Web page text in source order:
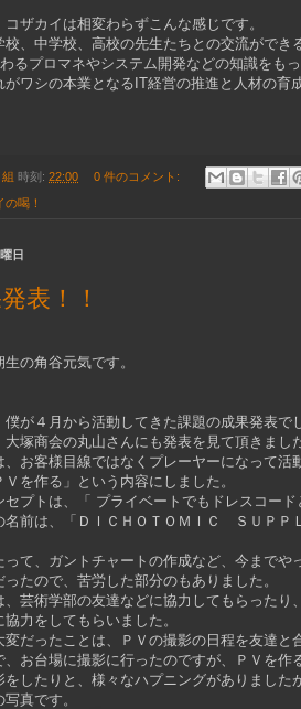
コザカイは相変わらずこんな感じです。
校、中学校、高校の先生たちとの交流がで
るプロマネやシステム開発などの知識をも
がワシの本業となるIT経営の推進と人材の育
時刻: 22:00 0 件のコメント:
の喝！
日
表！！
の角谷元気です。
が４月から活動してきた課題の成果発表で
塚商会の丸山さんにも発表を見て頂きまし
、お客様目線ではなくプレーヤーになって
Ｖを作る」という内容にしました。
セプトは、「 プライベートでもドレスコー
名前は、「ＤＩＣＨＯＴＯＭＩＣ ＳＵＰＰ
って、ガントチャートの作成など、今までや
たので、苦労した部分のもありました。
、芸術学部の友達などに協力してもらった
力をしてもらいました。
変だったことは、ＰＶの撮影の日程を友達と
、お台場に撮影に行ったのですが、ＰＶを
をしたりと、様々なハプニングがありました
真です。